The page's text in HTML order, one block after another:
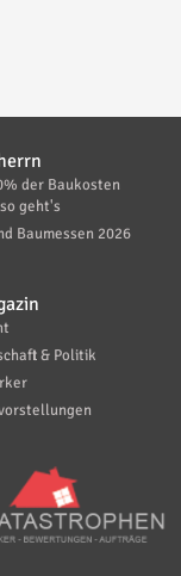
der Baukosten
geht's
Baumessen 2026
& Politik